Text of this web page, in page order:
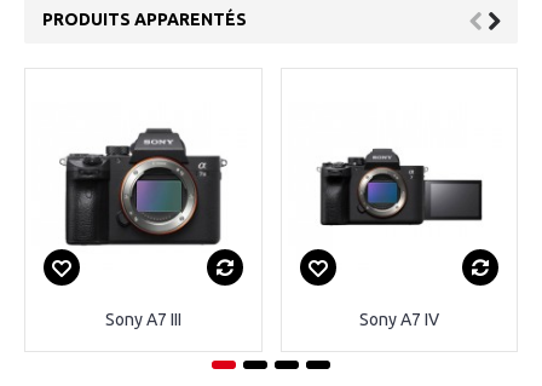
PRODUITS APPARENTÉS
Sony A7 III Sony A7 IV